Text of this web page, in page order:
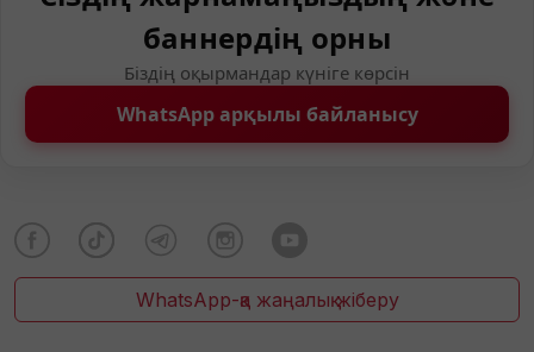
баннердің орны
Біздің оқырмандар күніге көрсін
WhatsApp арқылы байланысу
WhatsApp-қа жаңалық жіберу